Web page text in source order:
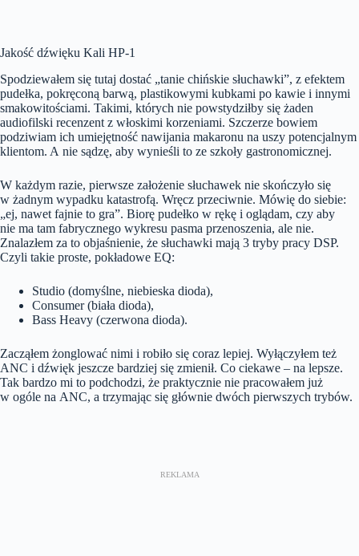
Jakość dźwięku Kali HP-1
Spodziewałem się tutaj dostać „tanie chińskie słuchawki”, z efektem
pudełka, pokręconą barwą, plastikowymi kubkami po kawie i innymi
smakowitościami. Takimi, których nie powstydziłby się żaden
audiofilski recenzent z włoskimi korzeniami. Szczerze bowiem
podziwiam ich umiejętność nawijania makaronu na uszy potencjalnym
klientom. A nie sądzę, aby wynieśli to ze szkoły gastronomicznej.
W każdym razie, pierwsze założenie słuchawek nie skończyło się
w żadnym wypadku katastrofą. Wręcz przeciwnie. Mówię do siebie:
„ej, nawet fajnie to gra”. Biorę pudełko w rękę i oglądam, czy aby
nie ma tam fabrycznego wykresu pasma przenoszenia, ale nie.
Znalazłem za to objaśnienie, że słuchawki mają 3 tryby pracy DSP.
Czyli takie proste, pokładowe EQ:
Studio (domyślne, niebieska dioda),
Consumer (biała dioda),
Bass Heavy (czerwona dioda).
Zacząłem żonglować nimi i robiło się coraz lepiej. Wyłączyłem też
ANC i dźwięk jeszcze bardziej się zmienił. Co ciekawe – na lepsze.
Tak bardzo mi to podchodzi, że praktycznie nie pracowałem już
w ogóle na ANC, a trzymając się głównie dwóch pierwszych trybów.